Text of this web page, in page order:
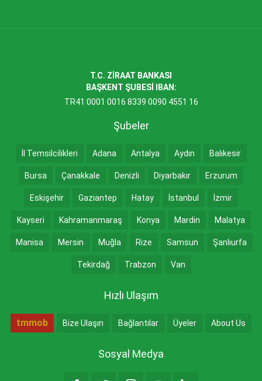
T.C. ZİRAAT BANKASI
BAŞKENT ŞUBESİ IBAN:
TR41 0001 0016 8339 0090 4551 16
Şubeler
İl Temsilcilikleri Adana Antalya Aydın Balıkesir
Bursa Çanakkale Denizli Diyarbakır Erzurum
Eskişehir Gaziantep Hatay İstanbul İzmir
Kayseri Kahramanmaraş Konya Mardin Malatya
Manisa Mersin Muğla Rize Samsun Şanlıurfa
Tekirdağ Trabzon Van
Hızlı Ulaşım
tmmob Bize Ulaşın Bağlantılar Üyeler About Us
Sosyal Medya